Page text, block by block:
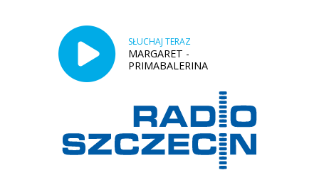
SŁUCHAJ TERAZ
MARGARET -
PRIMABALERINA